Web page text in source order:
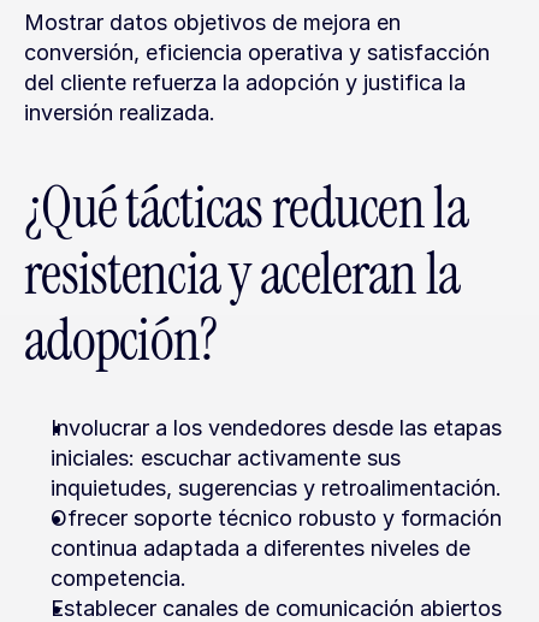
Mostrar datos objetivos de mejora en
conversión, eficiencia operativa y satisfacción
del cliente refuerza la adopción y justifica la
inversión realizada.
¿Qué tácticas reducen la
resistencia y aceleran la
adopción?
Involucrar a los vendedores desde las etapas
iniciales: escuchar activamente sus
inquietudes, sugerencias y retroalimentación.
Ofrecer soporte técnico robusto y formación
continua adaptada a diferentes niveles de
competencia.
Establecer canales de comunicación abiertos